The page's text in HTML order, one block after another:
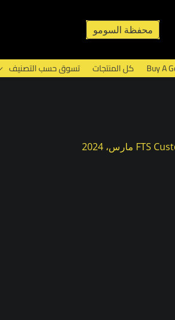
محفظة السومو
Buy A كل المنتجات تسوق حسب التصنيف
FTS